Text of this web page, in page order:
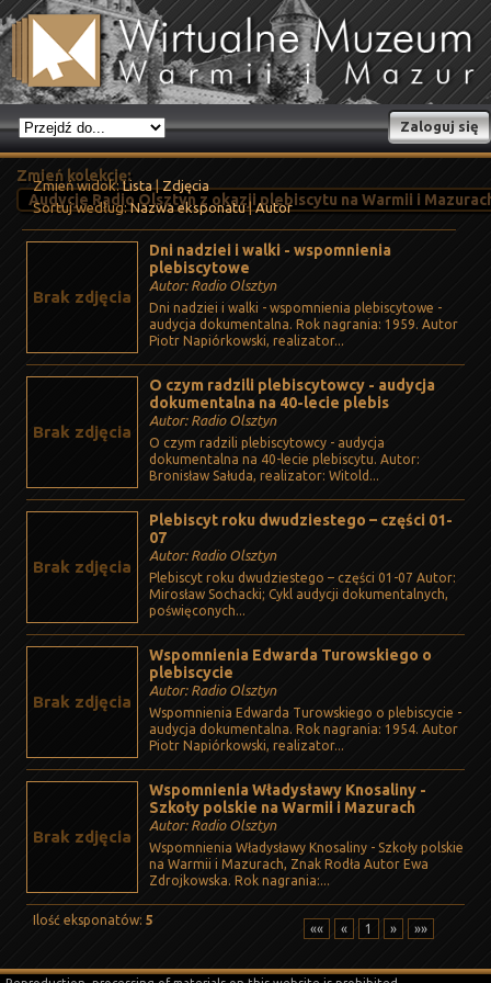
Zaloguj się
Zmień kolekcję:
Zmień widok:Lista|Zdjęcia
Sortuj według:Nazwa eksponatu|Autor
Brak zdjęcia
Dni nadziei i walki - wspomnienia
plebiscytowe
Autor: Radio Olsztyn
Dni nadziei i walki - wspomnienia plebiscytowe -
audycja dokumentalna. Rok nagrania: 1959. Autor
Piotr Napiórkowski, realizator...
Brak zdjęcia
O czym radzili plebiscytowcy - audycja
dokumentalna na 40-lecie plebis
Autor: Radio Olsztyn
O czym radzili plebiscytowcy - audycja
dokumentalna na 40-lecie plebiscytu. Autor:
Bronisław Sałuda, realizator: Witold...
Brak zdjęcia
Plebiscyt roku dwudziestego – części 01-
07
Autor: Radio Olsztyn
Plebiscyt roku dwudziestego – części 01-07 Autor:
Mirosław Sochacki; Cykl audycji dokumentalnych,
poświęconych...
Brak zdjęcia
Wspomnienia Edwarda Turowskiego o
plebiscycie
Autor: Radio Olsztyn
Wspomnienia Edwarda Turowskiego o plebiscycie -
audycja dokumentalna. Rok nagrania: 1954. Autor
Piotr Napiórkowski, realizator...
Brak zdjęcia
Wspomnienia Władysławy Knosaliny -
Szkoły polskie na Warmii i Mazurach
Autor: Radio Olsztyn
Wspomnienia Władysławy Knosaliny - Szkoły polskie
na Warmii i Mazurach, Znak Rodła Autor Ewa
Zdrojkowska. Rok nagrania:...
Ilość eksponatów: 5
«« « 1 » »»